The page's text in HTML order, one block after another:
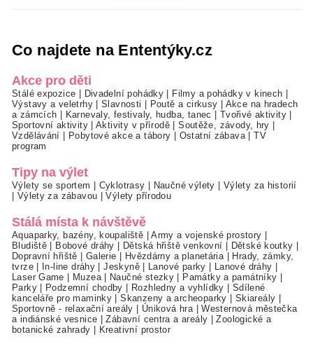
Co najdete na Ententýky.cz
Akce pro děti
Stálé expozice Divadelní pohádky Filmy a pohádky v kinech
Výstavy a veletrhy|Slavnosti Poutě a cirkusy
Akce na hradech
a zámcích
Karnevaly, festivaly, hudba, tanec Tvořivé aktivity
Sportovní aktivity|Aktivity v přírodě |Soutěže, závody, hry
Vzdělávání
Pobytové akce a tábory Ostatní zábava|TV
program
Tipy na výlet
Výlety se sportem Cyklotrasy Naučné výlety
Výlety za historií
Výlety za zábavou |Výlety přírodou
Stálá místa k návštěvě
Aquaparky, bazény, koupaliště |Army a vojenské prostory
Bludiště
Bobové dráhy Dětská hřiště venkovní Dětské koutky
Dopravní hřiště
Galerie Hvězdárny a planetária|
Hrady, zámky,
tvrze| In-line dráhy |Jeskyně| Lanové parky Lanové dráhy
Laser Game
Muzea| Naučné stezky Památky a památníky
Parky| Podzemní chodby Rozhledny a vyhlídky
Sdílené
kanceláře pro maminky |Skanzeny a archeoparky Skiareály
Sportovně - relaxační areály
Úniková hra|Westernová městečka
a indiánské vesnice |Zábavní centra a areály |Zoologické a
botanické zahrady
Kreativní prostor